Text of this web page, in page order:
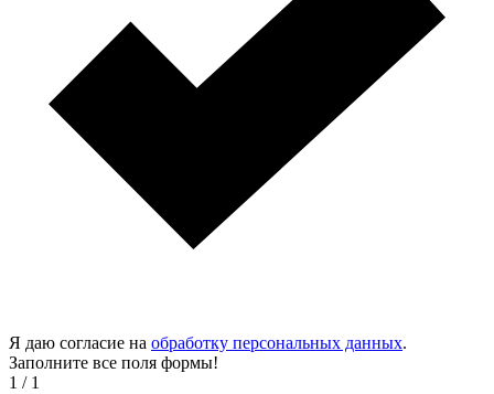
Я даю согласие на обработку персональных данных.
Заполните все поля формы!
1 / 1